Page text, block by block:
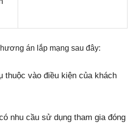
án lắp mạng sau đây:
thuộc vào điều kiện của khách
nhu cầu sử dụng tham gia đóng